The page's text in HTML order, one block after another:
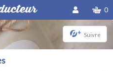
0
+ Suivre